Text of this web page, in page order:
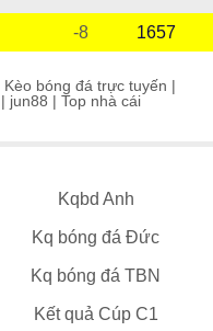
-8 1657
Kèo bóng đá trực tuyến |
| jun88 | Top nhà cái
Kqbd Anh
Kq bóng đá Đức
Kq bóng đá TBN
Kết quả Cúp C1